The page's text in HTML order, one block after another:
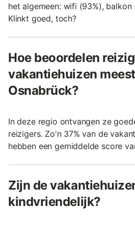
het algemeen: wifi (93%), balkon
Klinkt goed, toch?
Hoe beoordelen
vakantiehuizen
Osnabrück?
In deze regio ontvangen ze
reizigers. Zo'n 37% van de
hebben een gemiddelde score
Zijn de
kindvriendelijk?